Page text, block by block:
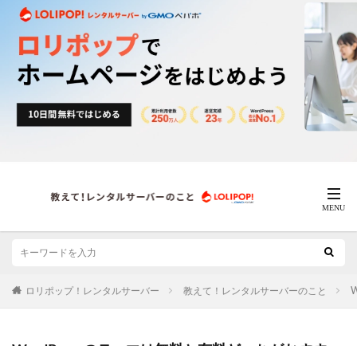
ロリポップ！レンタルサーバー 教えて！レンタルサーバーのこと